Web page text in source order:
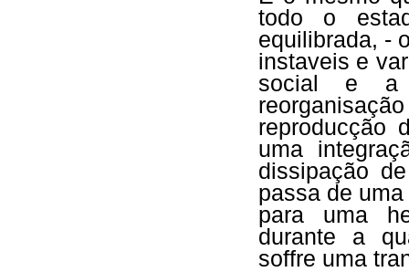
todo o
equilibrada, -
instaveis e
social e a
reproducção
uma
dissipação
passa de
para uma
durante a
soffre uma